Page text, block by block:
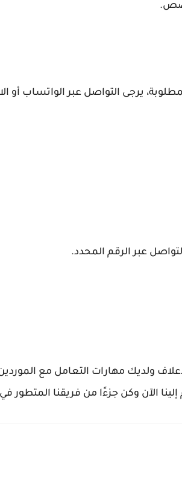
يرجى التواصل عبر الواتساب أو
عبر الرقم المحدد.
ولديك مهارات التعامل مع الموردين
الآن وكن جزءًا من فريقنا المتطور